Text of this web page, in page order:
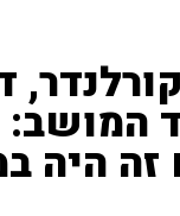
היה